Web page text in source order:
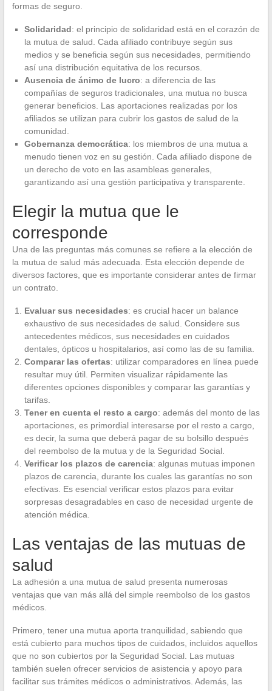
formas de seguro.
Solidaridad: el principio de solidaridad está en el corazón de
la mutua de salud. Cada afiliado contribuye según sus
medios y se beneficia según sus necesidades, permitiendo
así una distribución equitativa de los recursos.
Ausencia de ánimo de lucro: a diferencia de las
compañías de seguros tradicionales, una mutua no busca
generar beneficios. Las aportaciones realizadas por los
afiliados se utilizan para cubrir los gastos de salud de la
comunidad.
Gobernanza democrática: los miembros de una mutua a
menudo tienen voz en su gestión. Cada afiliado dispone de
un derecho de voto en las asambleas generales,
garantizando así una gestión participativa y transparente.
Elegir la mutua que le
corresponde
Una de las preguntas más comunes se refiere a la elección de
la mutua de salud más adecuada. Esta elección depende de
diversos factores, que es importante considerar antes de firmar
un contrato.
Evaluar sus necesidades: es crucial hacer un balance
exhaustivo de sus necesidades de salud. Considere sus
antecedentes médicos, sus necesidades en cuidados
dentales, ópticos u hospitalarios, así como las de su familia.
Comparar las ofertas: utilizar comparadores en línea puede
resultar muy útil. Permiten visualizar rápidamente las
diferentes opciones disponibles y comparar las garantías y
tarifas.
Tener en cuenta el resto a cargo: además del monto de las
aportaciones, es primordial interesarse por el resto a cargo,
es decir, la suma que deberá pagar de su bolsillo después
del reembolso de la mutua y de la Seguridad Social.
Verificar los plazos de carencia: algunas mutuas imponen
plazos de carencia, durante los cuales las garantías no son
efectivas. Es esencial verificar estos plazos para evitar
sorpresas desagradables en caso de necesidad urgente de
atención médica.
Las ventajas de las mutuas de
salud
La adhesión a una mutua de salud presenta numerosas
ventajas que van más allá del simple reembolso de los gastos
médicos.
Primero, tener una mutua aporta tranquilidad, sabiendo que
está cubierto para muchos tipos de cuidados, incluidos aquellos
que no son cubiertos por la Seguridad Social. Las mutuas
también suelen ofrecer servicios de asistencia y apoyo para
facilitar sus trámites médicos o administrativos. Además, las